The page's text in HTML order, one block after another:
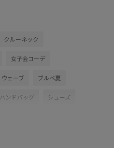
クルーネック
女子会コーデ
ウェーブ ブルべ夏
ハンドバッグ シューズ